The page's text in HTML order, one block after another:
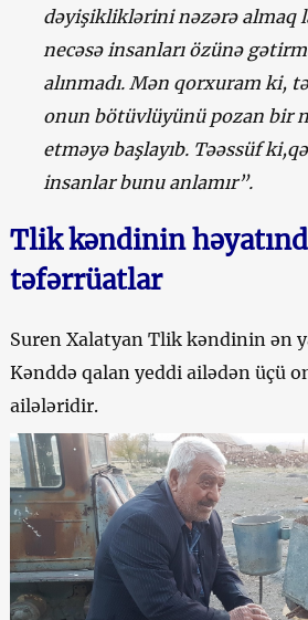
dəyişikliklərini nəzərə almaq
necəsə insanları özünə
alınmadı. Mən qorxuram ki,
onun bötüvlüyünü pozan bir
etməyə başlayıb. Təəssüf
insanlar bunu anlamır”.
Tlik kəndinin
təfərrüatlar
Suren Xalatyan Tlik kəndinin ən
Kənddə qalan yeddi ailədən üçü
ailələridir.